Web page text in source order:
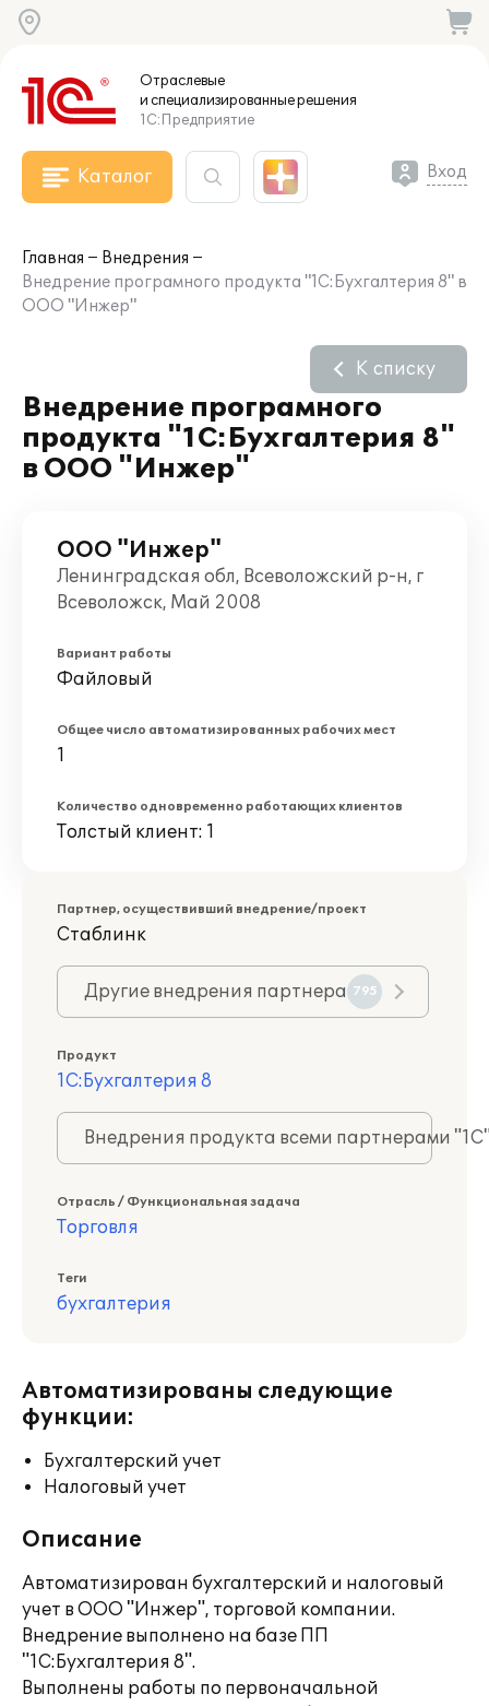
Отраслевые
и специализированныерешения
1С:Предприятие
Каталог Вход
Главная
Внедрения
Внедрение програмного продукта "1С:Бухгалтерия 8" в
ООО "Инжер"
Внедрение програмного
продукта "1С:Бухгалтерия 8"
в ООО "Инжер"
К списку
ООО "Инжер"
Ленинградская обл, Всеволожский р-н, г
Всеволожск, Май 2008
Вариант работы
Файловый
Общее число автоматизированных рабочих мест
1
Количество одновременно работающих клиентов
Толстый клиент: 1
Партнер, осуществивший внедрение/проект
Стаблинк
Другие внедрения партнера 795
Продукт
1С:Бухгалтерия 8
Внедрения продукта всеми партнерами
Отрасль / Функциональная задача
Торговля
Теги
бухгалтерия
Автоматизированы следующие
функции:
Бухгалтерский учет
Налоговый учет
Описание
Автоматизирован бухгалтерский и налоговый
учет в ООО "Инжер", торговой компании.
Внедрение выполнено на базе ПП
"1С:Бухгалтерия 8".
Выполнены работы по первоначальной